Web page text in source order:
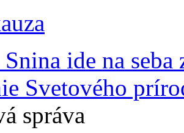
ide na
Svetového
správa